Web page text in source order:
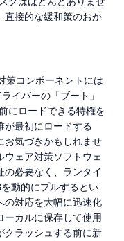
直接的な緩和策のおか
策コンポーネントには
イバーの「ブート」
にロードできる特権を
が最初にロードする
お気づきかもしれませ
ウェア対策ソフトウェ
の必要なく、ランタイ
動的にプルするとい
の対応を大幅に迅速化
ーカルに保存して使用
クラッシュする前に新